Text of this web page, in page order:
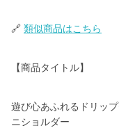
🔗 類似商品はこちら
【商品タイトル】
遊び心あふれるドリッ
ニショルダー